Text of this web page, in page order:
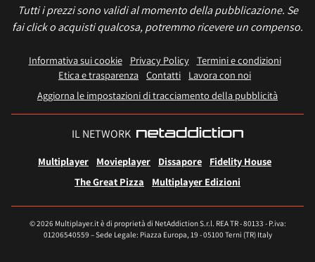
Tutti i prezzi sono validi al momento della pubblicazione. Se
fai click o acquisti qualcosa, potremmo ricevere un compenso.
Informativa sui cookie Privacy Policy
Termini e condizioni
Etica e trasparenza Contatti
Lavora con noi
Aggiorna le impostazioni di tracciamento della pubblicità
IL NETWORK
Multiplayer Movieplayer Dissapore
Fidelity House
The Great Pizza
Multiplayer Edizioni
© 2026 Multiplayer.it è di proprietà di NetAddiction S.r.l. REA TR - 80133 - P.iva:
01206540559 – Sede Legale: Piazza Europa, 19 - 05100 Terni (TR) Italy